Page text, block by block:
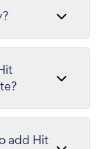
add Hit